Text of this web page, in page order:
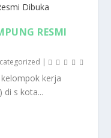
RESMI
|
kerja
di s kota...